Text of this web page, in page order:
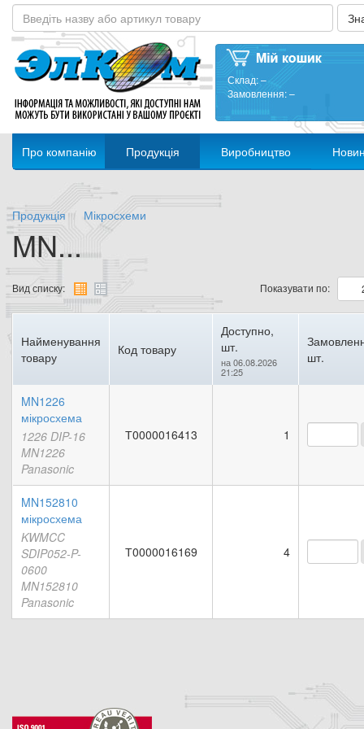
Склад:–
Замовлення:–
Про компанію Продукція Виробництво
Продукція Мікросхеми
MN...
Вид списку: Показувати по:
Найменування
товару
Код товару
Доступно,
шт.
на 06.08.2026
21:25
шт.
MN1226
мікросхема
1226 DIP-16
MN1226
Panasonic
Т0000016413 1
MN152810
мікросхема
KWMCC
SDIP052-P-
0600
MN152810
Panasonic
Т0000016169 4